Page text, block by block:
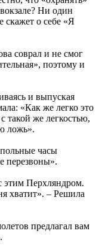
Ни один
скажет о себе «Я
соврал и не смог
поэтому и
и выпуская
«Как же легко это
такой же легкостью,
ложь».
часы
перезвоны».
этим Перхляндром.
хватит». – Решила
предлагал вам